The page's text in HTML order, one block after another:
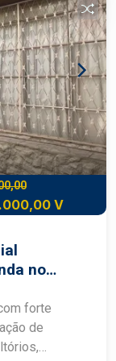
V
no
forte
de